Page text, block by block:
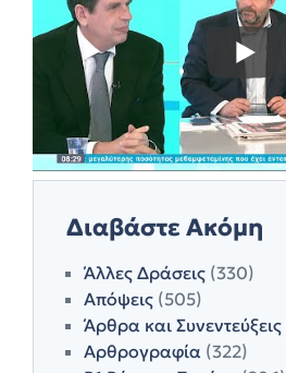
Διαβάστε Ακόμη
Άλλες Δράσεις (330)
Απόψεις (505)
Άρθρα και Συνεντεύξεις
Αρθρογραφία (322)